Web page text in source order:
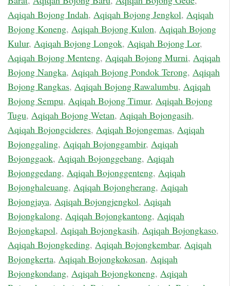
Aqiqah Bojong Indah, Aqiqah Bojong Jengkol, Aqiqah
Bojong Koneng, Aqiqah Bojong Kulon, Aqiqah Bojong
Kulur, Aqiqah Bojong Longok, Aqiqah Bojong Lor,
Aqiqah Bojong Menteng, Aqiqah Bojong Murni, Aqiqah
Bojong Nangka, Aqiqah Bojong Pondok Terong, Aqiqah
Bojong Rangkas, Aqiqah Bojong Rawalumbu, Aqiqah
Bojong Sempu, Aqiqah Bojong Timur, Aqiqah Bojong
Tugu, Aqiqah Bojong Wetan, Aqiqah Bojongasih,
Aqiqah Bojongcideres, Aqiqah Bojongemas, Aqiqah
Bojonggaling, Aqiqah Bojonggambir, Aqiqah
Bojonggaok, Aqiqah Bojonggebang, Aqiqah
Bojonggedang, Aqiqah Bojonggenteng, Aqiqah
Bojonghaleuang, Aqiqah Bojongherang, Aqiqah
Bojongjaya, Aqiqah Bojongjengkol, Aqiqah
Bojongkalong, Aqiqah Bojongkantong, Aqiqah
Bojongkapol, Aqiqah Bojongkasih, Aqiqah Bojongkaso,
Aqiqah Bojongkeding, Aqiqah Bojongkembar, Aqiqah
Bojongkerta, Aqiqah Bojongkokosan, Aqiqah
Bojongkondang, Aqiqah Bojongkoneng, Aqiqah